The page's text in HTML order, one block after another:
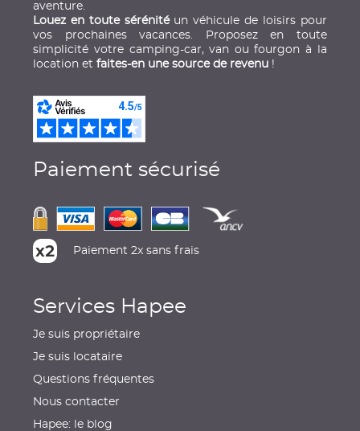
aventure.
Louez en toute sérénitéun véhicule de loisirs pour
vos prochaines vacances. Proposez en toute
simplicité votre camping-car, van ou fourgon à la
location etfaites-en une source de revenu !
Paiement sécurisé
Paiement 2x sans frais
Services Hapee
Je suis propriétaire
Je suis locataire
Questions fréquentes
Nous contacter
Hapee: le blog